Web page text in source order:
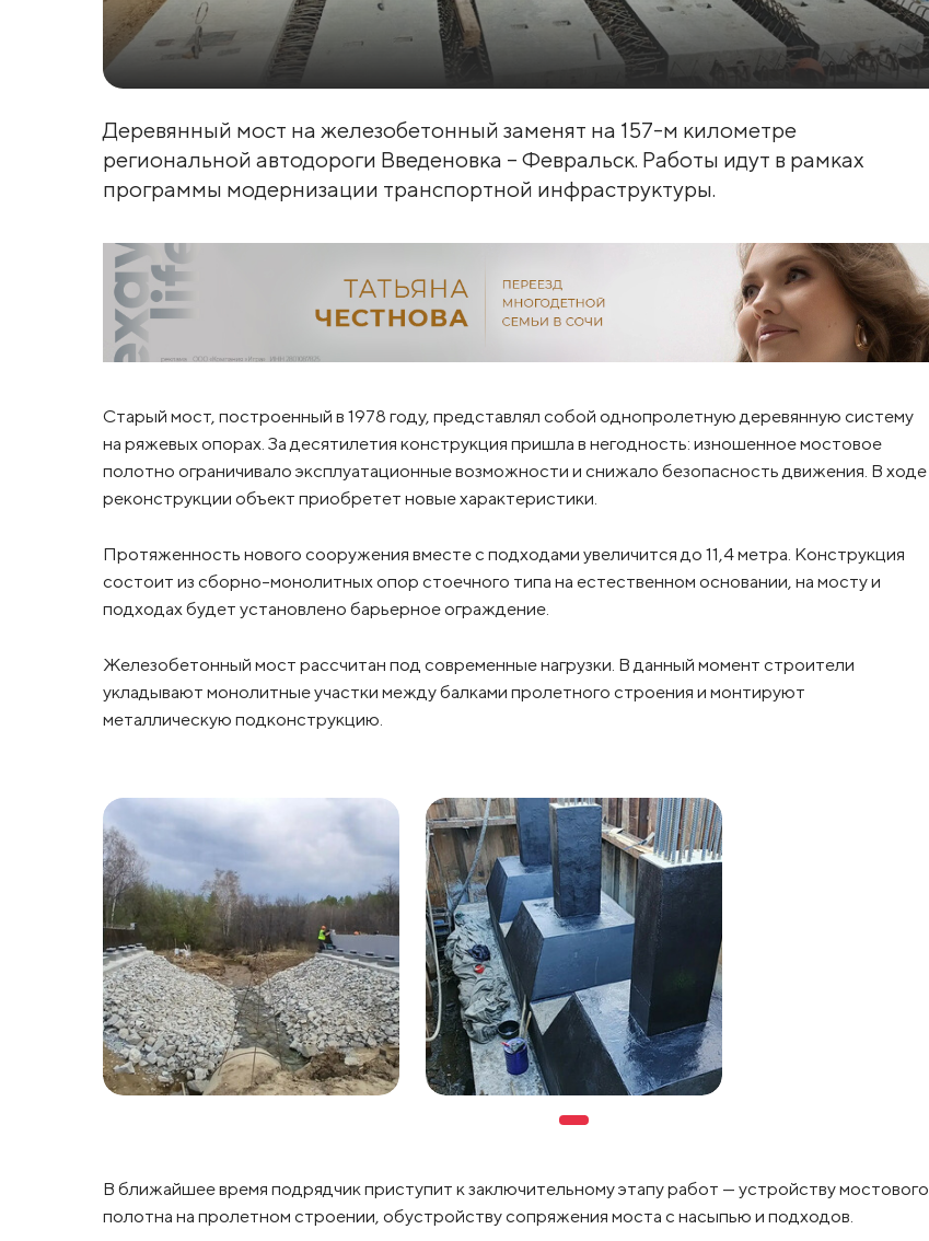
Деревянный мост на железобетонный заменят на 157-м километре
региональной автодороги Введеновка – Февральск. Работы идут в рамках
программы модернизации транспортной инфраструктуры.
Старый мост, построенный в 1978 году, представлял собой однопролетную деревянную систему
на ряжевых опорах. За десятилетия конструкция пришла в негодность: изношенное мостовое
полотно ограничивало эксплуатационные возможности и снижало безопасность движения. В ходе
реконструкции объект приобретет новые характеристики.
Протяженность нового сооружения вместе с подходами увеличится до 11,4 метра. Конструкция
состоит из сборно-монолитных опор стоечного типа на естественном основании, на мосту и
подходах будет установлено барьерное ограждение.
Железобетонный мост рассчитан под современные нагрузки. В данный момент строители
укладывают монолитные участки между балками пролетного строения и монтируют
металлическую подконструкцию.
В ближайшее время подрядчик приступит к заключительному этапу работ — устройству мостового
полотна на пролетном строении, обустройству сопряжения моста с насыпью и подходов.